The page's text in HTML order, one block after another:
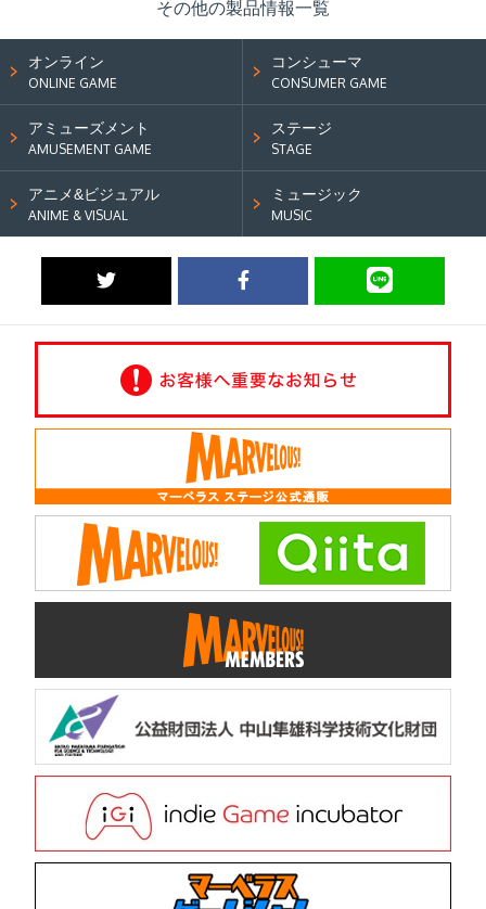
その他の製品情報一覧
オンライン
ONLINE GAME
コンシューマ
CONSUMER GAME
アミューズメント
AMUSEMENT GAME
ステージ
STAGE
アニメ&ビジュアル
ANIME & VISUAL
ミュージック
MUSIC